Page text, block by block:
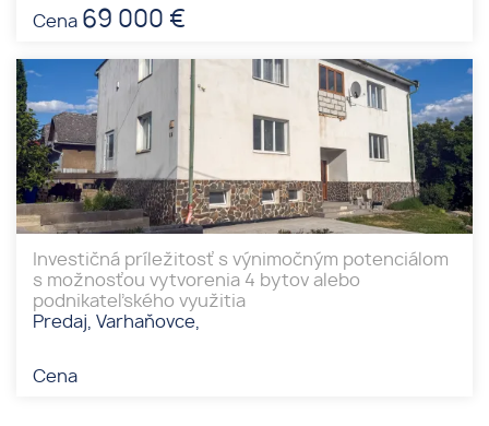
Cena 69 000 €
Investičná príležitosť s výnimočným potenciálom
s možnosťou vytvorenia 4 bytov alebo
podnikateľského využitia
Predaj, Varhaňovce,
Cena